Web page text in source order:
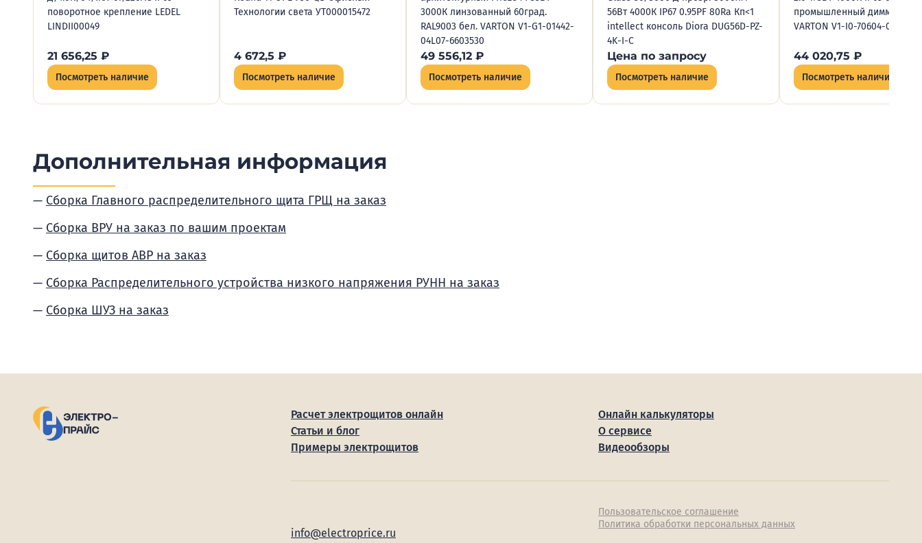
поворотное крепление LEDEL
LINDII00049
21 656,25 ₽
Посмотреть наличие
Технологии света УТ000015472
4 672,5 ₽
Посмотреть наличие
3000К линзованный 60град.
RAL9003 бел. VARTON V1-G1-01442-
04L07-6603530
49 556,12 ₽
Посмотреть наличие
56Вт 4000К IP67 0.95PF 80Ra Кп<1
intellect консоль Diora DUG56D-PZ-
4K-I-C
Цена по запросу
Посмотреть наличие
промышленный диммер
VARTON V1-I0-70604-04D07-
44 020,75 ₽
Посмотреть наличие
Дополнительная информация
Сборка Главного распределительного щита ГРЩ на заказ
Сборка ВРУ на заказ по вашим проектам
Сборка щитов АВР на заказ
Сборка Распределительного устройства низкого напряжения РУНН на заказ
Сборка ШУЗ на заказ
Расчет электрощитов онлайн
Онлайн калькуляторы
Статьи и блог
О сервисе
Примеры электрощитов
Видеообзоры
info@electroprice.ru
Пользовательское соглашение
Политика обработки персональных данных